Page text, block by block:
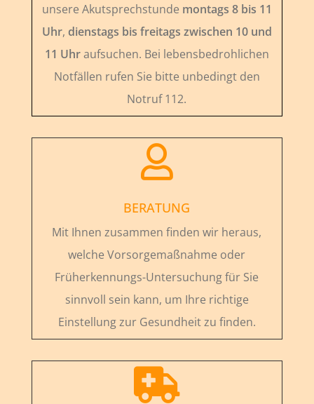
unsere Akutsprechstunde montags 8 bis 11
Uhr, dienstags bis freitags zwischen 10 und
11 Uhraufsuchen. Bei lebensbedrohlichen
Notfällen rufen Sie bitte unbedingt den
Notruf 112.

BERATUNG
Mit Ihnen zusammen finden wir heraus,
welche Vorsorgemaßnahme oder
Früherkennungs-Untersuchung für Sie
sinnvoll sein kann, um Ihre richtige
Einstellung zur Gesundheit zu finden.
